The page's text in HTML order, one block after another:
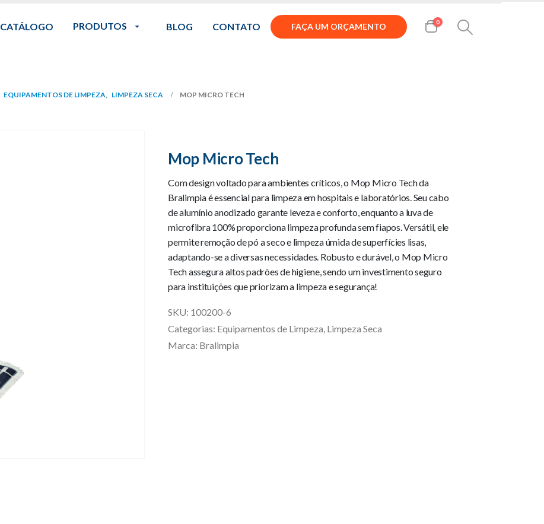
CATÁLOGO PRODUTOS BLOG CONTATO FAÇA UM ORÇAMENTO 0
EQUIPAMENTOS DE LIMPEZA, LIMPEZA SECA MOP MICRO TECH
Mop Micro Tech
Com design voltado para ambientes críticos, o Mop Micro Tech da
Bralimpia é essencial para limpeza em hospitais e laboratórios. Seu cabo
de alumínio anodizado garante leveza e conforto, enquanto a luva de
microfibra 100% proporciona limpeza profunda sem fiapos. Versátil, ele
permite remoção de pó a seco e limpeza úmida de superfícies lisas,
adaptando-se a diversas necessidades. Robusto e durável, o Mop Micro
Tech assegura altos padrões de higiene, sendo um investimento seguro
para instituições que priorizam a limpeza e segurança!
SKU: 100200-6
Categorias: Equipamentos de Limpeza, Limpeza Seca
Marca: Bralimpia